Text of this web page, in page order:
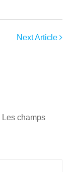
Next Article
Les champs